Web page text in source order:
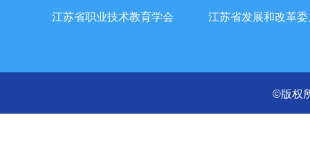
江苏省职业技术教育学会
江苏省发展和改革
©版权